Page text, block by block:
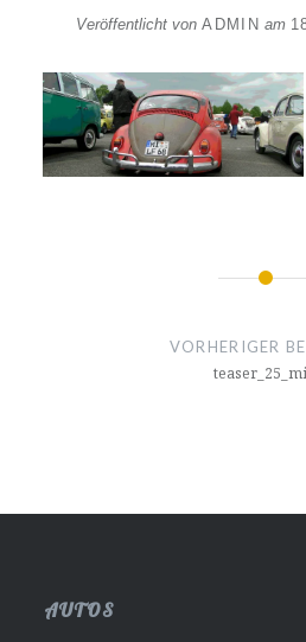
Veröffentlicht vonADMIN am
VORHERIGER
AUTOS